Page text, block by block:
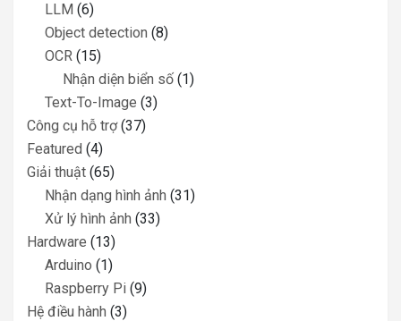
LLM (6)
Object detection (8)
OCR (15)
Nhận diện biển số (1)
Text-To-Image (3)
Công cụ hỗ trợ(37)
Featured (4)
Giải thuật (65)
Nhận dạng hình ảnh (31)
Xử lý hình ảnh (33)
Hardware (13)
Arduino (1)
Raspberry Pi (9)
Hệ điều hành (3)